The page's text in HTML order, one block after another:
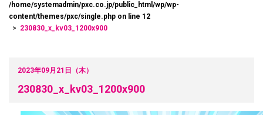
/home/systemadmin/pxc.co.jp/public_html/wp/wp-
content/themes/pxc/single.php on line 12
230830_x_kv03_1200x900
2023年09月21日（木）
230830_x_kv03_1200x900